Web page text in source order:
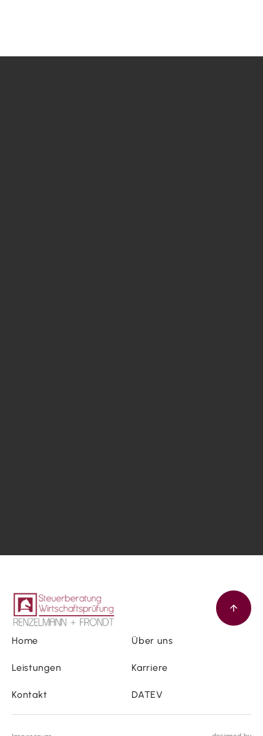
Home Über uns
Leistungen Karriere
Kontakt DATEV